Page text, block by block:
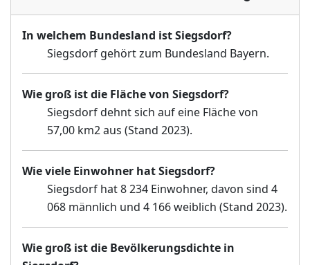
In welchem Bundesland ist Siegsdorf?
Siegsdorf gehört zum Bundesland Bayern.
Wie groß ist die Fläche von Siegsdorf?
Siegsdorf dehnt sich auf eine Fläche von
57,00 km2 aus (Stand 2023).
Wie viele Einwohner hat Siegsdorf?
Siegsdorf hat 8 234 Einwohner, davon sind 4
068 männlich und 4 166 weiblich (Stand 2023).
Wie groß ist die Bevölkerungsdichte in